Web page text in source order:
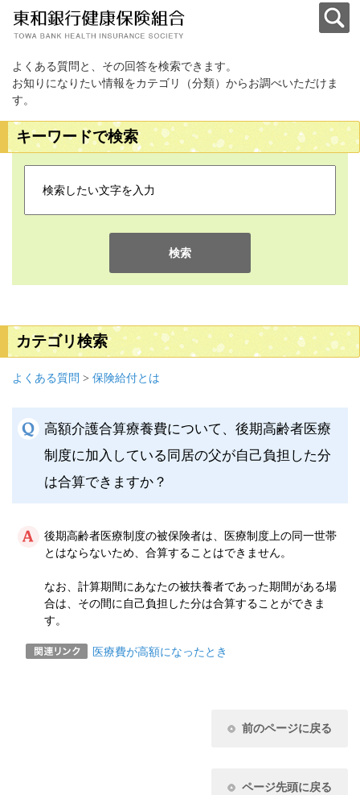
よくある質問と、その回答を検索できます。
お知りになりたい情報をカテゴリ（分類）からお調べいただけま
す。
キーワードで検索
検索
カテゴリ検索
よくある質問 > 保険給付とは
高額介護合算療養費について、後期高齢者医療
制度に加入している同居の父が自己負担した分
は合算できますか？
後期高齢者医療制度の被保険者は、医療制度上の同一世帯
とはならないため、合算することはできません。
なお、計算期間にあなたの被扶養者であった期間がある場
合は、その間に自己負担した分は合算することができま
す。
医療費が高額になったとき
前のページに戻る
ページ先頭に戻る